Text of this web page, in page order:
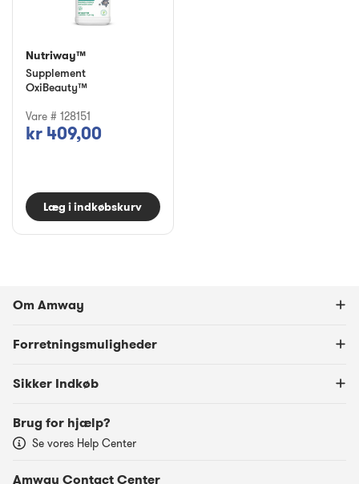
Nutriway™
Supplement
OxiBeauty™
Vare # 128151
kr 409,00
Læg i indkøbskurv
Om Amway
Forretningsmuligheder
Sikker Indkøb
Brug for hjælp?
Se vores Help Center
Amway Contact Center